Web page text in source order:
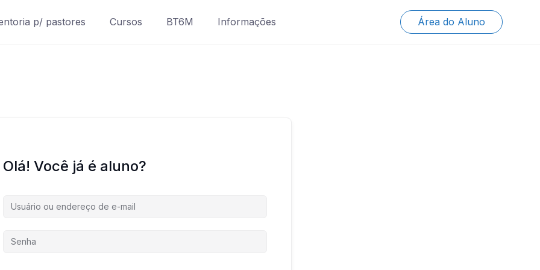
p/ pastores Cursos BT6M Informações Área do Aluno
Olá! Você já é aluno?